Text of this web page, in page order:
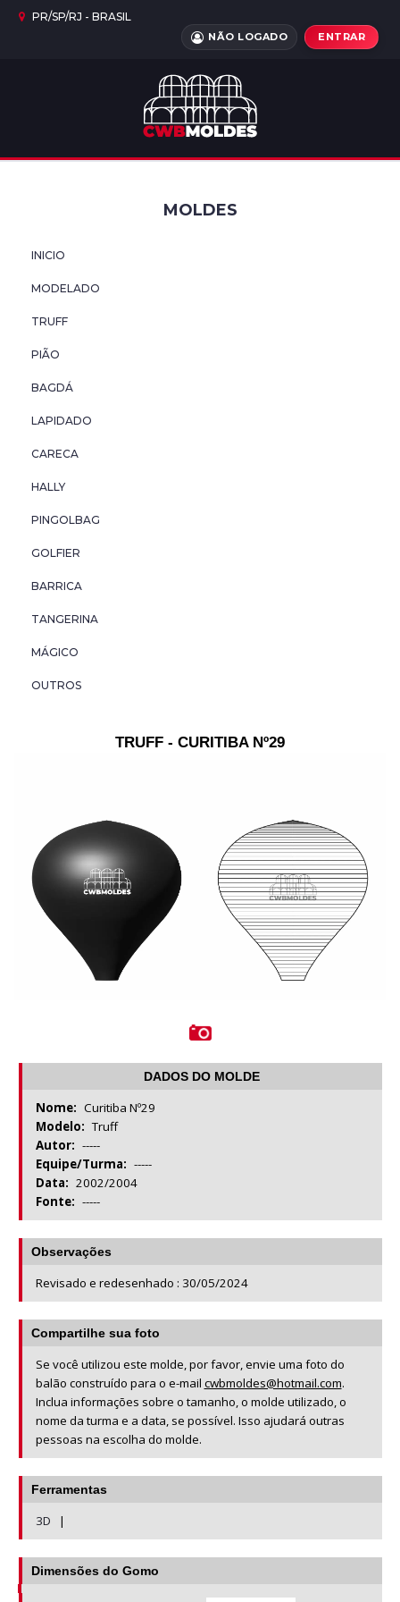
PR/SP/RJ - BRASIL
NÃO LOGADO ENTRAR
BAGDÁ
CARECA
PINGOLBAG
GOLFIER
TANGERINA
OUTROS
MOLDES
INICIO
MODELADO
TRUFF
PIÃO
BAGDÁ
LAPIDADO
CARECA
HALLY
PINGOLBAG
GOLFIER
BARRICA
TANGERINA
MÁGICO
OUTROS
TRUFF - CURITIBA Nº29
DADOS DO MOLDE
Nome: Curitiba Nº29
Modelo: Truff
Autor: -----
Equipe/Turma: -----
Data: 2002/2004
Fonte: -----
Observações
Revisado e redesenhado : 30/05/2024
Compartilhe sua foto
Se você utilizou este molde, por favor, envie uma foto do
balão construído para o e-mail cwbmoldes@hotmail.com.
Inclua informações sobre o tamanho, o molde utilizado, o
nome da turma e a data, se possível. Isso ajudará outras
pessoas na escolha do molde.
Ferramentas
3D |
Dimensões do Gomo